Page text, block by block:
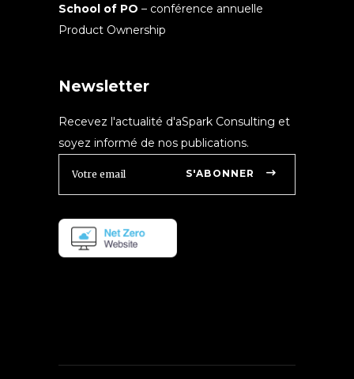
School of PO – conférence annuelle
Product Ownership
Newsletter
Recevez l'actualité d'aSpark Consulting et
soyez informé de nos publications.
S'ABONNER